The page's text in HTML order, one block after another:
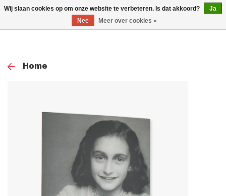
0
Home
Wij slaan cookies op om onze website te verbeteren. Is dat akkoord?
Ja
Nee
Meer over cookies »